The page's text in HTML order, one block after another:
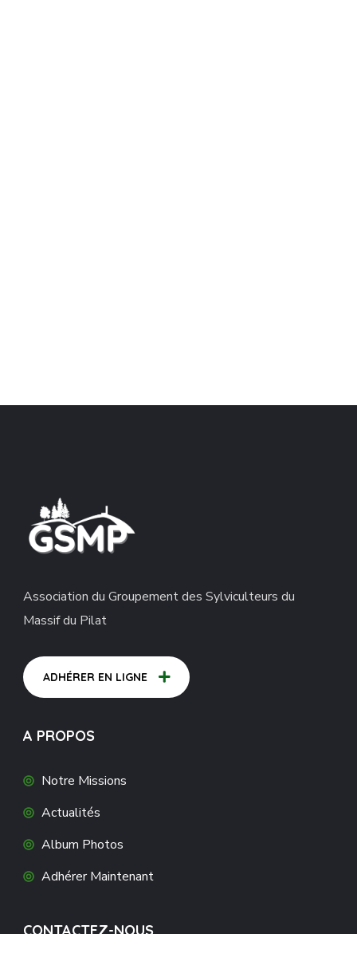
Association du Groupement des Sylviculteurs du
Massif du Pilat
ADHÉRER EN LIGNE
A PROPOS
Notre Missions
Actualités
Album Photos
Adhérer Maintenant
CONTACTEZ-NOUS